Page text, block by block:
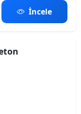
İncele